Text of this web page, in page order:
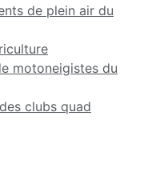
de plein air du
motoneigistes du
clubs quad